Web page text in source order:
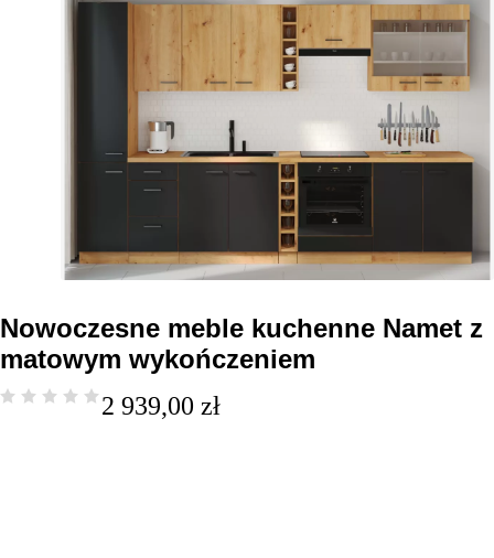
Nowoczesne meble kuchenne Namet z
matowym wykończeniem
2 939,00 zł